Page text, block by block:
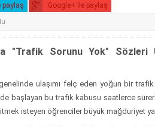
paylaş Google+ ile paylaş
"Trafik Sorunu Yok" Sözleri
ulaşımı felç eden yoğun bir trafik
başlayan bu trafik kabusu saatlerce
isteyen öğrenciler büyük mağduriyet